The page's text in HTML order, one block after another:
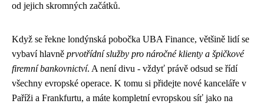
od jejich skromných začátků.
Když se řekne londýnská pobočka UBA Finance, většině lidí se
vybaví hlavně prvotřídní služby pro náročné klienty a špičkové
firemní bankovnictví. A není divu - vždyť právě odsud se řídí
všechny evropské operace. K tomu si přidejte nové kanceláře v
Paříži a Frankfurtu, a máte kompletní evropskou síť jako na